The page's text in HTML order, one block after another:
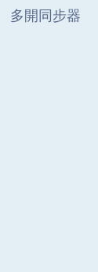
多開同步器